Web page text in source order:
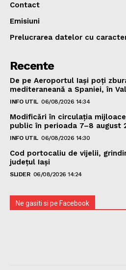
Contact
Emisiuni
Prelucrarea datelor cu
Recente
De pe Aeroportul Iași poți
mediteraneană a Spaniei, în
INFO UTIL 06/08/2026 14:34
Modificări în circulația
public în perioada 7–8 august
INFO UTIL 06/08/2026 14:30
Cod portocaliu de vijelii,
judeţul Iași
SLIDER 06/08/2026 14:24
Ne gasiti si pe Facebook